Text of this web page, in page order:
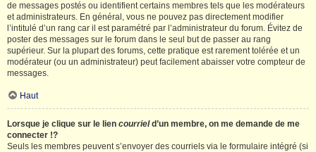
de messages postés ou identifient certains membres tels que les modérateurs
et administrateurs. En général, vous ne pouvez pas directement modifier
l’intitulé d’un rang car il est paramétré par l’administrateur du forum. Évitez de
poster des messages sur le forum dans le seul but de passer au rang
supérieur. Sur la plupart des forums, cette pratique est rarement tolérée et un
modérateur (ou un administrateur) peut facilement abaisser votre compteur de
messages.
Haut
Lorsque je clique sur le lien courrield’un membre, on me demande de me
connecter !?
Seuls les membres peuvent s’envoyer des courriels via le formulaire intégré (si